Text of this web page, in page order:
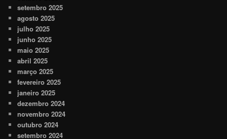
setembro 2025
agosto 2025
julho 2025
junho 2025
maio 2025
abril 2025
março 2025
fevereiro 2025
janeiro 2025
dezembro 2024
novembro 2024
outubro 2024
setembro 2024